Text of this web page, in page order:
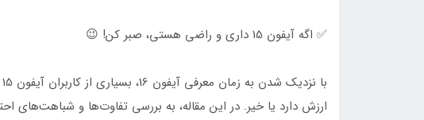
✅ اگه آیفون 15 داری و راضی هستی، صبر کن! 😉
ارزش دارد یا خیر. در این مقاله، به بررسی تفاوت‌ها و شباهت‌های